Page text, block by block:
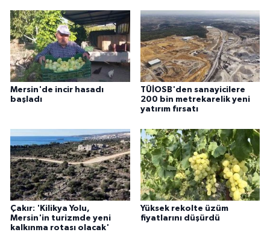
Mersin'de incir hasadı
başladı
TÜİOSB'den sanayicilere
200 bin metrekarelik yeni
yatırım fırsatı
Çakır: 'Kilikya Yolu,
Mersin'in turizmde yeni
kalkınma rotası olacak'
Yüksek rekolte üzüm
fiyatlarını düşürdü